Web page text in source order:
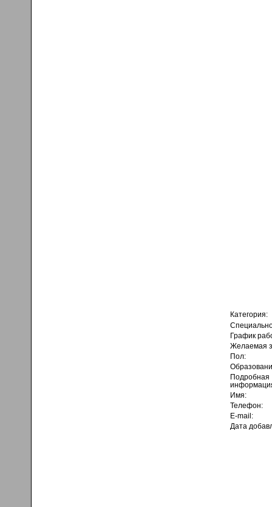
Категория:
График
Желаемая
Пол:
Подробная
Имя:
Телефон:
E-mail:
Дата